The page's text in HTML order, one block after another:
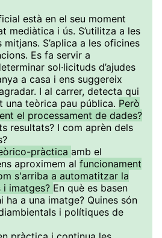
està en el seu moment
mediàtica i ús. S’utilitza a les
S’aplica a les oficines
Es fa servir a
sol·licituds d’ajudes
a casa i ens suggereix
I al carrer, detecta qui
teòrica pau pública. Però
el processament de dades?
resultats? I com aprèn dels
pràctica amb el
aproximem al funcionament
s'arriba a automatitzar la
imatges? En què es basen
ha a una imatge? Quines són
i polítiques de